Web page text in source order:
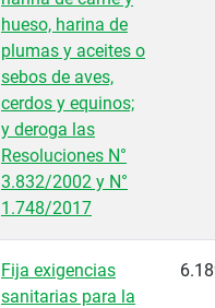
hueso, harina de
plumas y aceites o
sebos de aves,
cerdos y equinos;
y deroga las
Resoluciones N°
3.832/2002 y N°
1.748/2017
Fija exigencias
sanitarias para la